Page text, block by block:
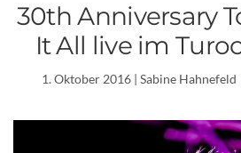
30th Anniversary
It All live im
1. Oktober 2016 | Sabine Hahnefeld